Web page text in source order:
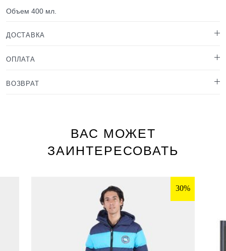
Объем 400 мл.
ДОСТАВКА
ОПЛАТА
ВОЗВРАТ
ВАС МОЖЕТ
ЗАИНТЕРЕСОВАТЬ
30%